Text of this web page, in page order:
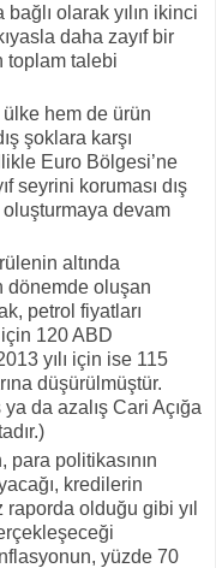
olarak yılın ikinci
daha zayıf bir
toplam talebi
ülke hem de ürün
şoklara karşı
Euro Bölgesi’ne
seyrini koruması dış
devam
altında
dönemde oluşan
petrol fiyatları
için 120 ABD
yılı için ise 115
düşürülmüştür.
da azalış Cari Açığa
politikasının
kredilerin
raporda olduğu gibi yıl
yüzde 70